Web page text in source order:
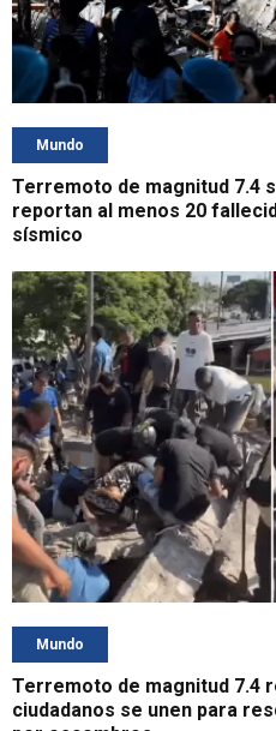
Mundo
Terremoto de magnitud 7.4
reportan al menos 20
sísmico
Mundo
Terremoto de magnitud 7.4
ciudadanos se unen para